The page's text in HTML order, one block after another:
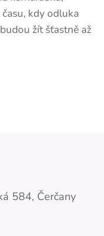
kdy odluka
žít šťastně až
584, Čerčany